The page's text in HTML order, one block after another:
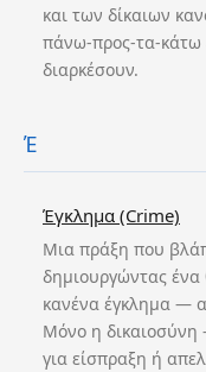
και των δίκαιων
πάνω-προς-τα-κάτω
διαρκέσουν.
Έ
Έγκλημα (Crime)
Μια πράξη που
δημιουργώντας
κανένα έγκλημα —
Μόνο η δικαιοσύνη
για είσπραξη ή